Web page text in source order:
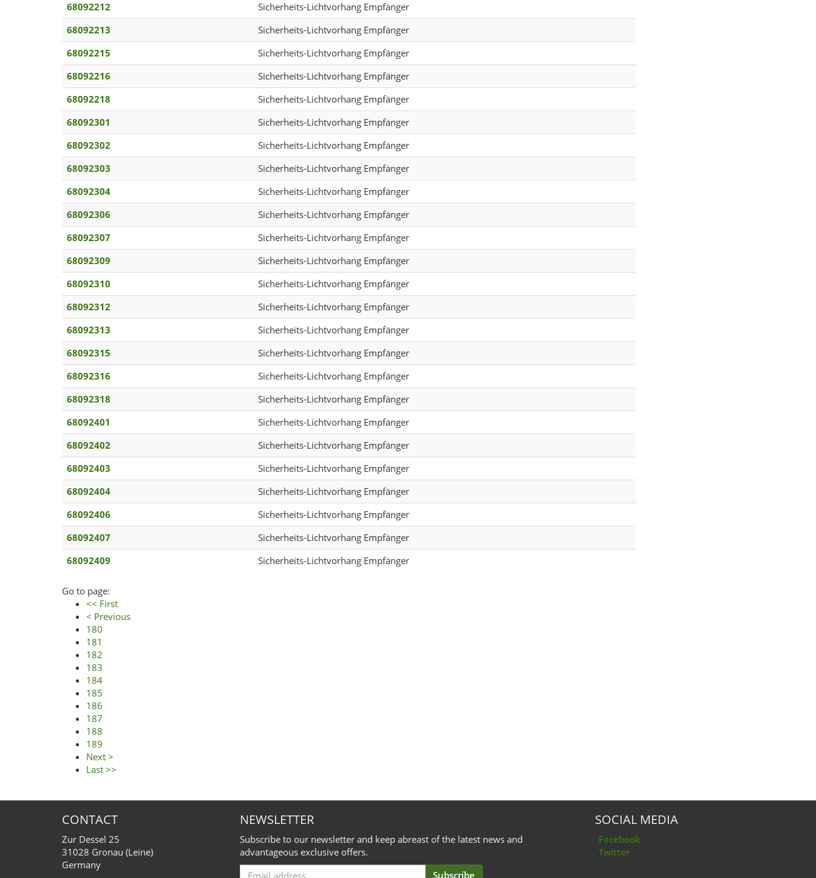
68092212
Sicherheits-Lichtvorhang Empfänger
68092213
Sicherheits-Lichtvorhang Empfänger
68092215
Sicherheits-Lichtvorhang Empfänger
68092216
Sicherheits-Lichtvorhang Empfänger
68092218
Sicherheits-Lichtvorhang Empfänger
68092301
Sicherheits-Lichtvorhang Empfänger
68092302
Sicherheits-Lichtvorhang Empfänger
68092303
Sicherheits-Lichtvorhang Empfänger
68092304
Sicherheits-Lichtvorhang Empfänger
68092306
Sicherheits-Lichtvorhang Empfänger
68092307
Sicherheits-Lichtvorhang Empfänger
68092309
Sicherheits-Lichtvorhang Empfänger
68092310
Sicherheits-Lichtvorhang Empfänger
68092312
Sicherheits-Lichtvorhang Empfänger
68092313
Sicherheits-Lichtvorhang Empfänger
68092315
Sicherheits-Lichtvorhang Empfänger
68092316
Sicherheits-Lichtvorhang Empfänger
68092318
Sicherheits-Lichtvorhang Empfänger
68092401
Sicherheits-Lichtvorhang Empfänger
68092402
Sicherheits-Lichtvorhang Empfänger
68092403
Sicherheits-Lichtvorhang Empfänger
68092404
Sicherheits-Lichtvorhang Empfänger
68092406
Sicherheits-Lichtvorhang Empfänger
68092407
Sicherheits-Lichtvorhang Empfänger
68092409
Sicherheits-Lichtvorhang Empfänger
Go to page:
<< First
< Previous
180
181
182
183
184
185
186
187
188
189
Next >
Last >>
CONTACT
Zur Dessel 25
31028 Gronau (Leine)
Germany
NEWSLETTER
Subscribe to our newsletter and keep abreast of the latest news and
advantageous exclusive offers.
Email
Subscribe
SOCIAL MEDIA
Facebook
Twitter